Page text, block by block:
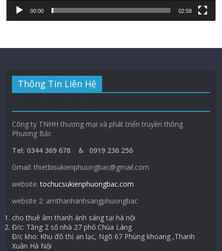
00:00 02:58
Thông Tin Liên Hệ
Công ty TNHH thương mại và phát triển truyền thông
Phương Bắc
Tel: 0344 369 678 & 0919 236 256
Gmail: thietbisukienphuongbac@gmail.com
website:tochucsukienphuongbac.com
website 2: amthanhanhsangphuongbac
cho thuê âm thanh ánh sáng tại hà nội
Đ/c: Tầng 2 số nhà 27 phố Chùa Láng
Đ/c kho: Khu đô thị an lạc, Ngõ 67 Phùng khoang ,Thanh
Xuân Hà Nội